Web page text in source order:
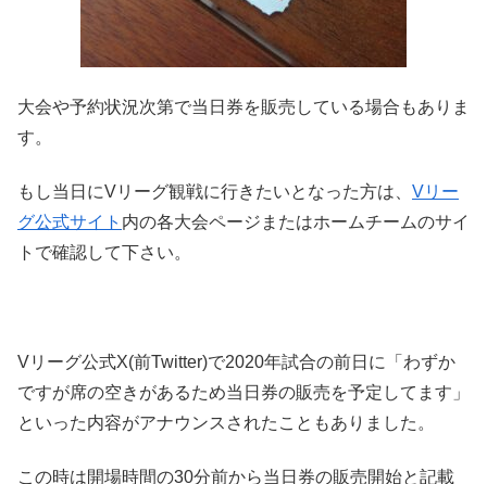
大会や予約状況次第で当日券を販売している場合もありま
す。
もし当日にVリーグ観戦に行きたいとなった方は、 Vリー
グ公式サイト 内の各大会ページまたはホームチームのサイ
トで確認して下さい。
Vリーグ公式X(前Twitter)で2020年試合の前日に「わずか
ですが席の空きがあるため当日券の販売を予定してます」
といった内容がアナウンスされたこともありました。
この時は開場時間の30分前から当日券の販売開始と記載